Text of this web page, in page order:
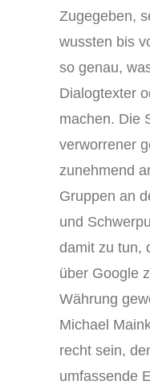
Zugegeben,
wussten bis
so genau,
Dialogtexter
machen. Die
verworrener
zunehmend
Gruppen an
und
damit zu tun,
über Google
Währung
Michael
recht sein,
umfassende